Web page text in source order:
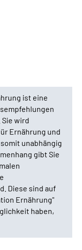
ist eine
wird
Ernährung und
unabhängig
gibt Sie
Diese sind auf
Ernährung"
haben,